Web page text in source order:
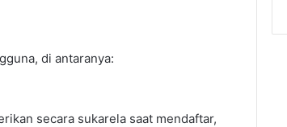
di antaranya:
secara sukarela saat mendaftar,